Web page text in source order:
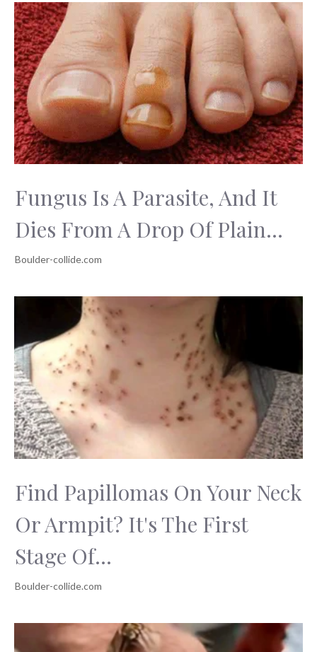
Písma
Vojtěcha –
Tajemství
katedrály
Fungus Is A Parasite, And It
Dies From A Drop Of Plain...
Find Papillomas On Your Neck
Or Armpit? It's The First
Stage Of...